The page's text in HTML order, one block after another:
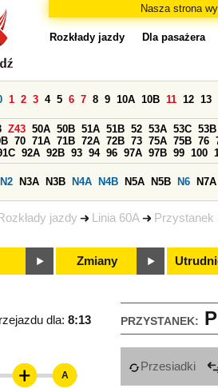
Nasza strona
jazdy Linia 60A Przystanek
Rozkłady jazdy Dla pasażera
1 2 3 4 5 6 7 8 9 10A 10B 11 12 13
Z43 50A 50B 51A 51B 52 53A 53C 53B
70 71A 71B 72A 72B 73 75A 75B 76
92A 92B 93 94 96 97A 97B 99 100
N2 N3A N3B N4A N4B N5A N5B N6 N7A
Zmiany
PRZYSTANEK:
dla: 8:13
Przesiadki
A